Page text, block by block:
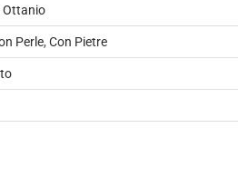
Ottanio
Perle, Con Pietre